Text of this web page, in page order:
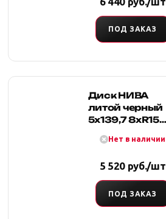
ПОД ЗАКАЗ
Диск НИВА
литой черный
5x139,7 8xR15
Нет в наличии
5 520 руб./шт
ПОД ЗАКАЗ